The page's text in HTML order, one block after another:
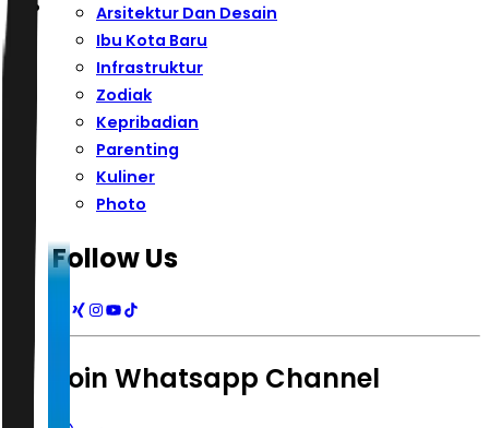
Arsitektur Dan Desain
Ibu Kota Baru
Infrastruktur
Zodiak
Kepribadian
Parenting
Kuliner
Photo
Follow Us
Join Whatsapp Channel